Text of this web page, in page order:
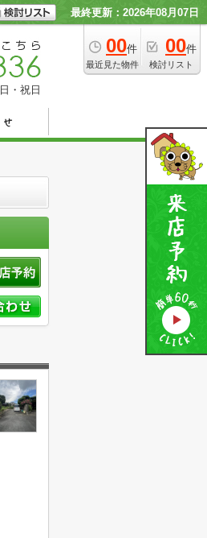
最終更新：2026年08月07日
00件
最近見た物件
00件
検討リスト
・祝日